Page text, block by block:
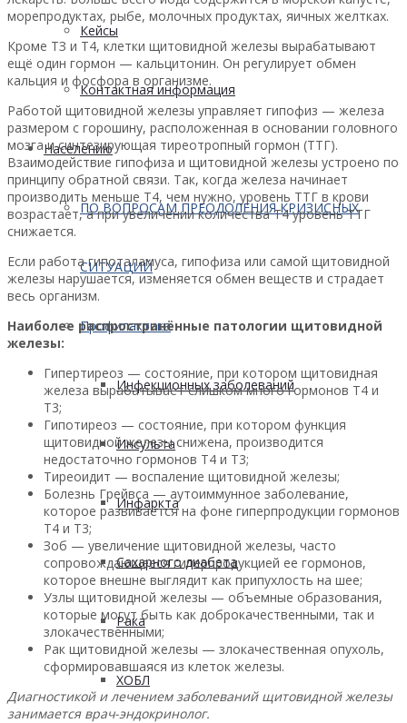
Кейсы
Контактная информация
Населению
ПО ВОПРОСАМ ПРЕОДОЛЕНИЯ КРИЗИСНЫХ
СИТУАЦИЙ
Профилактика
Инфекционных заболеваний
Инсульта
Инфаркта
Сахарного диабета
Рака
ХОБЛ
морепродуктах, рыбе, молочных продуктах, яичных желтках.
Кроме ТЗ и Т4, клетки щитовидной железы вырабатывают
ещё один гормон — кальцитонин. Он регулирует обмен
кальция и фосфора в организме.
Работой щитовидной железы управляет гипофиз — железа
размером с горошину, расположенная в основании головного
мозга и синтезирующая тиреотропный гормон (ТТГ).
Взаимодействие гипофиза и щитовидной железы устроено по
принципу обратной связи. Так, когда железа начинает
производить меньше Т4, чем нужно, уровень ТТГ в крови
возрастает, а при увеличении количества Т4 уровень ТТГ
снижается.
Если работа гипоталамуса, гипофиза или самой щитовидной
железы нарушается, изменяется обмен веществ и страдает
весь организм.
Наиболее распространённые патологии щитовидной
железы:
Гипертиреоз — состояние, при котором щитовидная
железа вырабатывает слишком много гормонов Т4 и
Т3;
Гипотиреоз — состояние, при котором функция
щитовидной железы снижена, производится
недостаточно гормонов Т4 и Т3;
Тиреоидит — воспаление щитовидной железы;
Болезнь Грейвса — аутоиммунное заболевание,
которое развивается на фоне гиперпродукции гормонов
Т4 и Т3;
Зоб — увеличение щитовидной железы, часто
сопровождающееся гиперпродукцией ее гормонов,
которое внешне выглядит как припухлость на шее;
Узлы щитовидной железы — объемные образования,
которые могут быть как доброкачественными, так и
злокачественными;
Рак щитовидной железы — злокачественная опухоль,
сформировавшаяся из клеток железы.
Диагностикой и лечением заболеваний щитовидной железы
занимается врач-эндокринолог.